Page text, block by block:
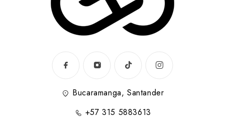
Bucaramanga, Santander
+57 315 5883613